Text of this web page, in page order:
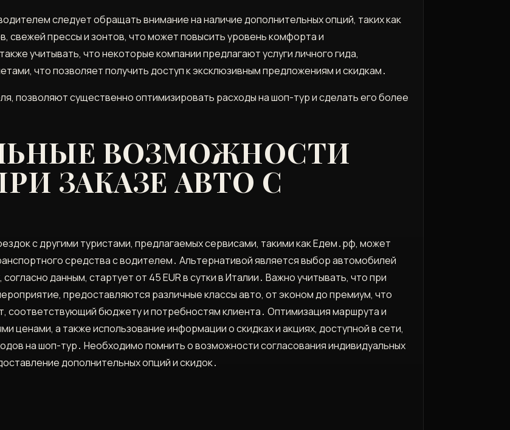
следует обращать внимание на наличие дополнительных опций, таких как
свежей прессы и зонтов, что может повысить уровень комфорта и
учитывать, что некоторые компании предлагают услуги личного гида,
что позволяет получить доступ к эксклюзивным предложениям и скидкам․
позволяют существенно оптимизировать расходы на шоп-тур и сделать его более
ВОЗМОЖНОСТИ
ЗАКАЗЕ АВТО С
с другими туристами, предлагаемых сервисами, такими как Едем․рф, может
средства с водителем․ Альтернативой является выбор автомобилей
данным, стартует от 45 EUR в сутки в Италии․ Важно учитывать, что при
предоставляются различные классы авто, от эконом до премиум, что
соответствующий бюджету и потребностям клиента․ Оптимизация маршрута и
ценами, а также использование информации о скидках и акциях, доступной в сети,
на шоп-тур․ Необходимо помнить о возможности согласования индивидуальных
дополнительных опций и скидок․